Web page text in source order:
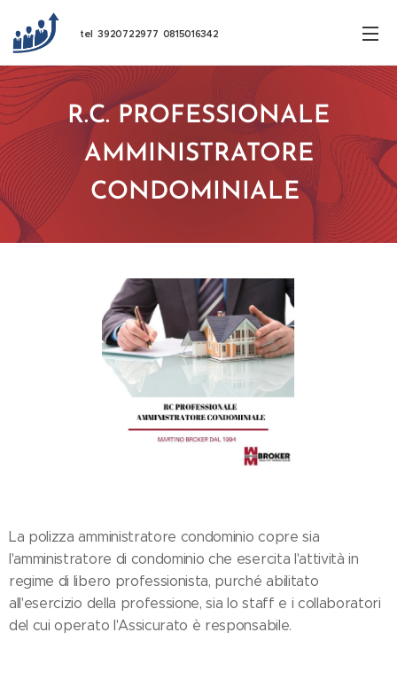
tel 3920722977 0815016342
R.C. PROFESSIONALE
AMMINISTRATORE
CONDOMINIALE
La polizza amministratore condominio copre sia
l'amministratore di condominio che esercita l'attività in
regime di libero professionista, purché abilitato
all'esercizio della professione, sia lo staff e i collaboratori
del cui operato l'Assicurato è responsabile.